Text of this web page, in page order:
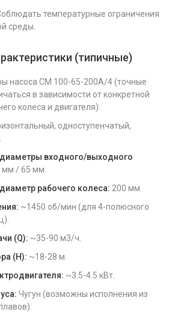
температурные ограничения
среды.
(типичные)
насоса СМ 100-65-200А/4 (точные
в зависимости от конкретной
колеса и двигателя):
одноступенчатый,
входного/выходного
мм / 65 мм.
рабочего колеса: 200 мм.
~1450 об/мин (для 4-полюсного
(Q): ~35-90 м3/ч.
(H): ~18-28 м.
~3.5-4.5 кВт.
Чугун (возможны исполнения из